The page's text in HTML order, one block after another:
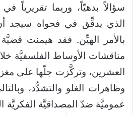
سؤالاً بدهيّاً، وربما تقريرياً
الذي يدقِّق في فحواه سيجد
بالأمر الهيِّن. فقد هيمنت
مناقشات الأوساط الفلسفيَّة
العشرين، وتركَّزت جلّها على
وظاهرات الغلو والتشدُّد،
عموميَّة ضدّ المصداقيَّة الفكريَّة